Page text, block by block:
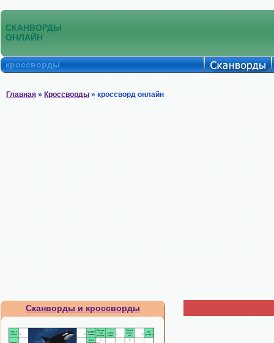
СКАНВОРДЫ
ОНЛАЙН
кроссворды
Главная » Кроссворды » кроссворд онлайн
Сканворды и кроссворды